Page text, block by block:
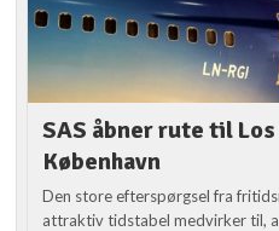
SAS åbner rute til
København
Den store efterspørgsel fra
attraktiv tidstabel medvirker til,